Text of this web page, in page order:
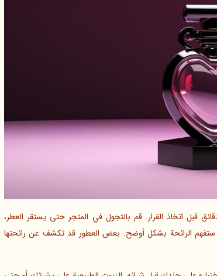
بعض الأحيان، بعد اختبار العطر، من المهم الانتظار حوالي 10 دقائق قبل اتخاذ القرار. قم بالتجول في المتجر حتى يستقر العطر،
ستفهم الرائحة بشكل أوضح. بعض العطور قد تكشف عن رائحتها